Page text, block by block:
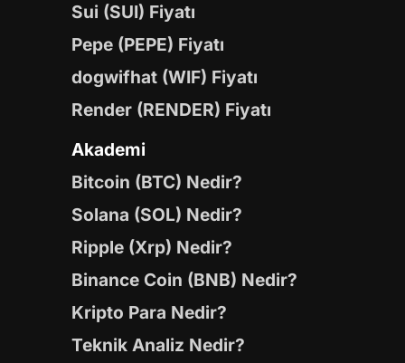
Sui (SUI) Fiyatı
Pepe (PEPE) Fiyatı
dogwifhat (WIF) Fiyatı
Render (RENDER) Fiyatı
Akademi
Bitcoin (BTC) Nedir?
Solana (SOL) Nedir?
Ripple (Xrp) Nedir?
Binance Coin (BNB) Nedir?
Kripto Para Nedir?
Teknik Analiz Nedir?